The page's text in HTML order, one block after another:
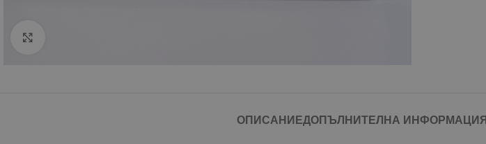
ОПИСАНИЕДОПЪЛНИТЕЛНА ИНФОРМАЦИЯ